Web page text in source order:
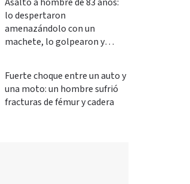
Asalto a hombre de 83 años:
lo despertaron
amenazándolo con un
machete, lo golpearon y
Fuerte choque entre un auto y
una moto: un hombre sufrió
fracturas de fémur y cadera